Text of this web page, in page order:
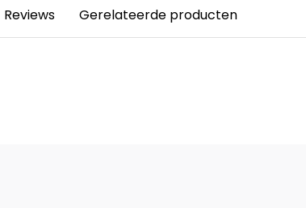
Reviews Gerelateerde producten